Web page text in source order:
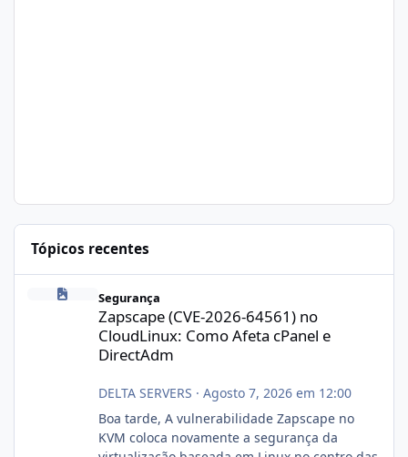
Tópicos recentes
Segurança
Zapscape (CVE-2026-64561) no
CloudLinux: Como Afeta cPanel e
DirectAdm
DELTA SERVERS · Agosto 7, 2026 em 12:00
Boa tarde, A vulnerabilidade Zapscape no
KVM coloca novamente a segurança da